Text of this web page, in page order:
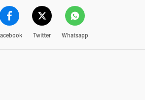
Twitter Whatsapp